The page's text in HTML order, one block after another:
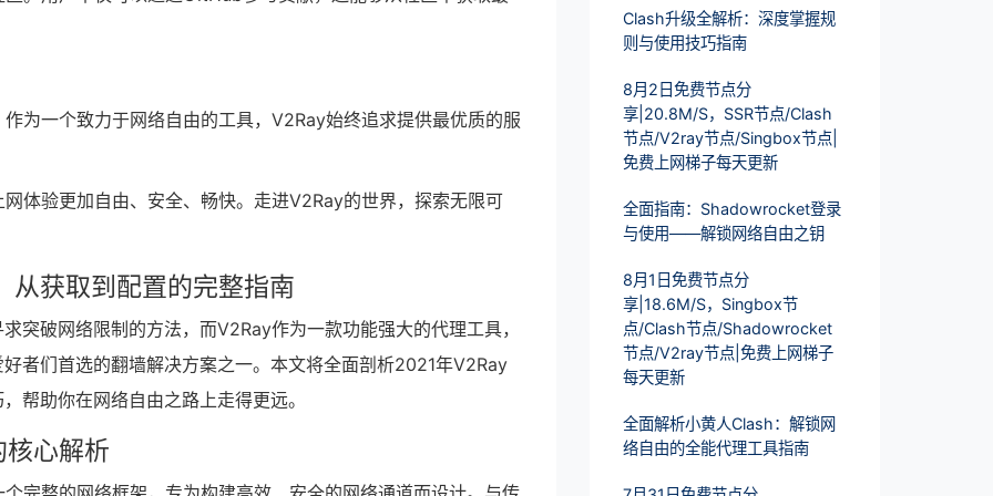
为一个致力于网络自由的工具，V2Ray始终追求提供最优质的服
体验更加自由、安全、畅快。走进V2Ray的世界，探索无限可
从获取到配置的完整指南
突破网络限制的方法，而V2Ray作为一款功能强大的代理工具，
者们首选的翻墙解决方案之一。本文将全面剖析2021年V2Ray
帮助你在网络自由之路上走得更远。
心解析
Clash升级全解析：深度掌握规
则与使用技巧指南
8月2日免费节点分
享|20.8M/S，SSR节点/Clash
节点/V2ray节点/Singbox节点|
免费上网梯子每天更新
全面指南：Shadowrocket登录
与使用——解锁网络自由之钥
8月1日免费节点分
享|18.6M/S，Singbox节
点/Clash节点/Shadowrocket
节点/V2ray节点|免费上网梯子
每天更新
全面解析小黄人Clash：解锁网
络自由的全能代理工具指南